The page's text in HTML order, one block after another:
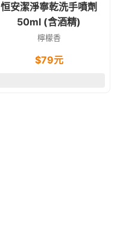
恒安潔淨寧乾洗手噴劑
50ml (含酒精)
檸檬香
$79元